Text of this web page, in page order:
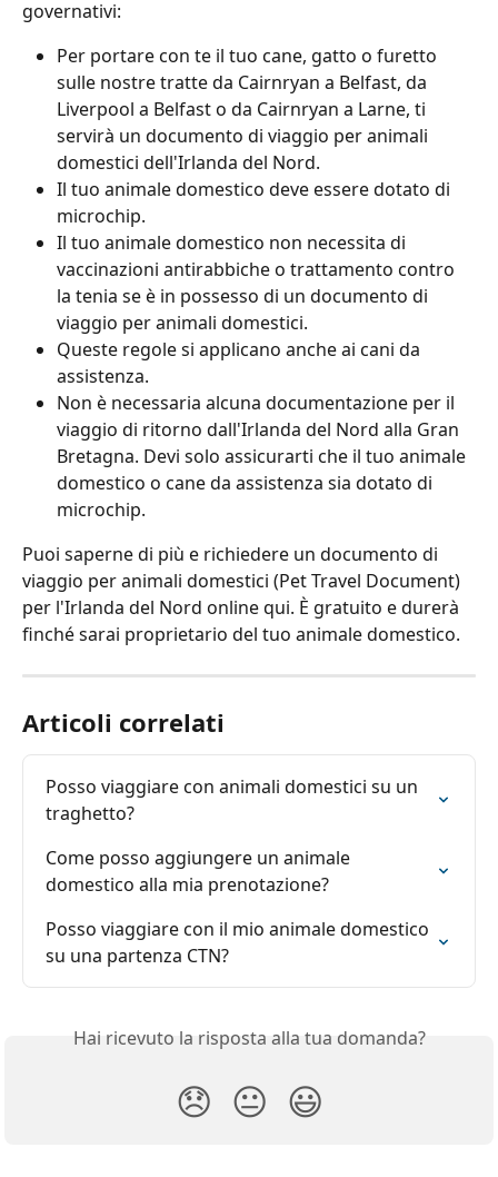
governativi:
Per portare con te il tuo cane, gatto o furetto
sulle nostre tratte da Cairnryan a Belfast, da
Liverpool a Belfast o da Cairnryan a Larne, ti
servirà un documento di viaggio per animali
domestici dell'Irlanda del Nord.
Il tuo animale domestico deve essere dotato di
microchip.
Il tuo animale domestico non necessita di
vaccinazioni antirabbiche o trattamento contro
la tenia se è in possesso di un documento di
viaggio per animali domestici.
Queste regole si applicano anche ai cani da
assistenza.
Non è necessaria alcuna documentazione per il
viaggio di ritorno dall'Irlanda del Nord alla Gran
Bretagna. Devi solo assicurarti che il tuo animale
domestico o cane da assistenza sia dotato di
microchip.
Puoi saperne di più e richiedere un documento di
viaggio per animali domestici (Pet Travel Document)
per l'Irlanda del Nord online qui. È gratuito e durerà
finché sarai proprietario del tuo animale domestico.
Articoli correlati
Posso viaggiare con animali domestici su un
traghetto?
Come posso aggiungere un animale
domestico alla mia prenotazione?
Posso viaggiare con il mio animale domestico
su una partenza CTN?
Hai ricevuto la risposta alla tua domanda?
😞 😐 😃